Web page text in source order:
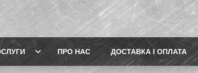
ПРО НАС ДОСТАВКА І ОПЛАТА